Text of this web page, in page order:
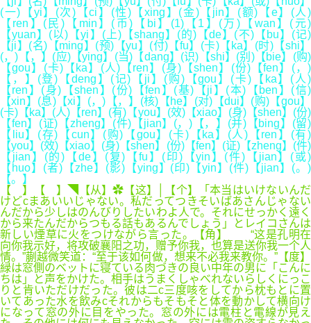
(一)【yi】(次)【ci】(性)【xing】(金)【jin】(额)【e】(人)
【ren】(民)【min】(币)【bi】(1)【1】(万)【wan】(元)
【yuan】(以)【yi】(上)【shang】(的)【de】(不)【bu】(记)
【ji】(名)【ming】(预)【yu】(付)【fu】(卡)【ka】(时)【shi】
(，)【，】(应)【ying】(当)【dang】(识)【shi】(别)【bie】(购)
【gou】(卡)【ka】(人)【ren】(身)【shen】(份)【fen】(，)
【，】(登)【deng】(记)【ji】(购)【gou】(卡)【ka】(人)
【ren】(身)【shen】(份)【fen】(基)【ji】(本)【ben】(信)
【xin】(息)【xi】(，)【，】(核)【he】(对)【dui】(购)【gou】
(卡)【ka】(人)【ren】(有)【you】(效)【xiao】(身)【shen】(份)
【fen】(证)【zheng】(件)【jian】(，)【，】(并)【bing】(留)
【liu】(存)【cun】(购)【gou】(卡)【ka】(人)【ren】(有)
【you】(效)【xiao】(身)【shen】(份)【fen】(证)【zheng】(件)
【jian】(的)【de】(复)【fu】(印)【yin】(件)【jian】(或)
【huo】(者)【zhe】(影)【ying】(印)【yin】(件)【jian】(。)
【。】
【 】【 】◥【从】✿【这】│【个】「本当はいけないんだ
けどcまあいいじゃない。私だってつきそいばあさんじゃない
んだから少しはのんびりしたいわよ人で。それにせっかく遠く
から来たんだからつもる話もあるんでしょう」とレイコさんは
新しい煙草に火をつけながら言った。【角】 “这是孔明在
向你我示好，将攻破襄阳之功，赠予你我，也算是送你我一个人
情。”蒯越微笑道：“至于该如何做，想来不必我来教你。”【度】
緑は窓側のベットに寝ている肉づきの良い中年の男に「こんに
ちは」と声をかけた。相手はうまくしゃべれないらしくにっこ
りと肯いただけだった。彼は二c三度咳をしてから枕もとに置
いてあった水を飲みcそれからもそもそと体を動かして横向け
になって窓の外に目をやった。窓の外には電柱と電線が見え